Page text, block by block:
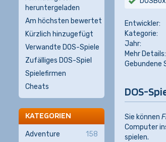
Entwickler:
Kategorie:
Jahr:
Mehr Details:
Gebundene
DOS-
Sie können
Computer
spielen.
heruntergeladen
Am höchsten bewertet
Kürzlich hinzugefügt
Verwandte DOS-Spiele
Zufälliges DOS-Spiel
Spielefirmen
Cheats
KATEGORIEN
Adventure
158